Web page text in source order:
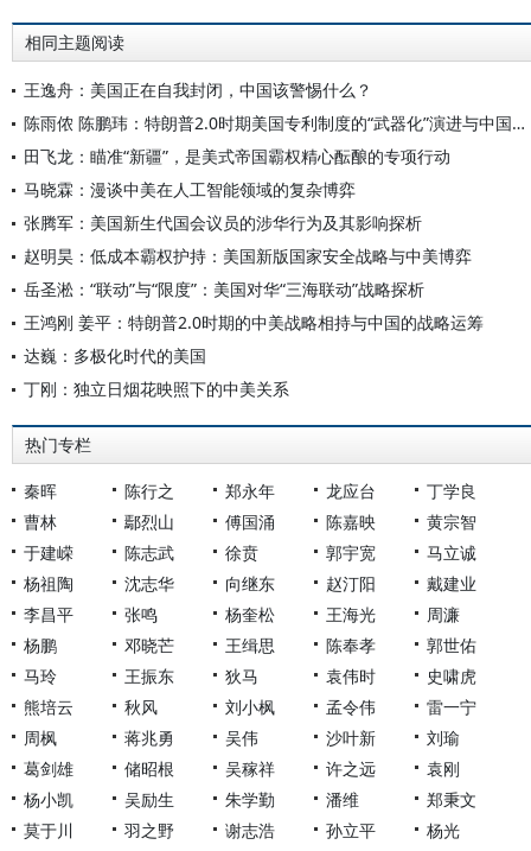
相同主题阅读
王逸舟：美国正在自我封闭，中国该警惕什么？
陈雨侬 陈鹏玮：特朗普2.0时期美国专利制度的“武器化”演进与中国应对
田飞龙：瞄准“新疆”，是美式帝国霸权精心酝酿的专项行动
马晓霖：漫谈中美在人工智能领域的复杂博弈
张腾军：美国新生代国会议员的涉华行为及其影响探析
赵明昊：低成本霸权护持：美国新版国家安全战略与中美博弈
岳圣淞：“联动”与“限度”：美国对华“三海联动”战略探析
王鸿刚 姜平：特朗普2.0时期的中美战略相持与中国的战略运筹
达巍：多极化时代的美国
丁刚：独立日烟花映照下的中美关系
热门专栏
秦晖 陈行之 郑永年 龙应台
丁学良
曹林
鄢烈山 傅国涌 陈嘉映
黄宗智
于建嵘
陈志武 徐贲 郭宇宽
马立诚
杨祖陶
沈志华 向继东 赵汀阳
戴建业
李昌平
张鸣 杨奎松 王海光
周濂
杨鹏
邓晓芒 王缉思 陈奉孝
郭世佑
马玲
王振东 狄马 袁伟时
史啸虎
熊培云
秋风 刘小枫 孟令伟
雷一宁
周枫
蒋兆勇 吴伟 沙叶新
刘瑜
葛剑雄
储昭根 吴稼祥 许之远
袁刚
杨小凯
吴励生 朱学勤 潘维
郑秉文
莫于川
羽之野 谢志浩 孙立平 杨光